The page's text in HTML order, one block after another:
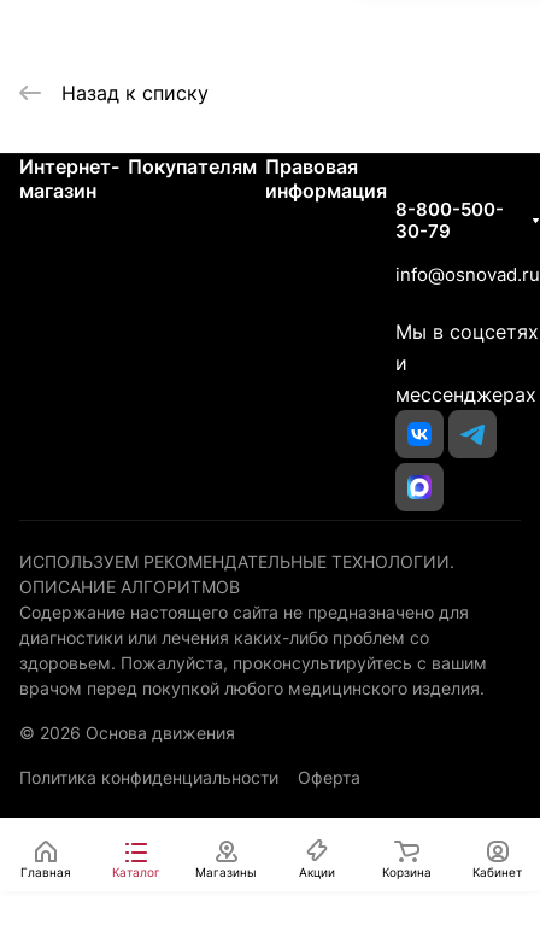
Назад к списку
Интернет-
магазин
Покупателям Правовая
информация
8-800-500-
30-79
info@osnovad.ru
Мы в соцсетях
и
мессенджерах
ИСПОЛЬЗУЕМ РЕКОМЕНДАТЕЛЬНЫЕ ТЕХНОЛОГИИ.
ОПИСАНИЕ АЛГОРИТМОВ
Содержание настоящего сайта не предназначено для
диагностики или лечения каких-либо проблем со
здоровьем. Пожалуйста, проконсультируйтесь с вашим
врачом перед покупкой любого медицинского изделия.
© 2026 Основа движения
Политика конфиденциальности Оферта
Главная Каталог Магазины Акции Корзина Кабинет